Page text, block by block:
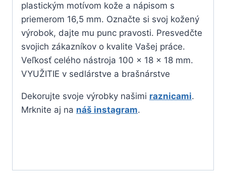
plastickým motívom kože a nápisom s
priemerom 16,5 mm. Označte si svoj kožený
výrobok, dajte mu punc pravosti. Presvedčte
svojich zákazníkov o kvalite Vašej práce.
Veľkosť celého nástroja 100 x 18 x 18 mm.
VYUŽITIE v sedlárstve a brašnárstve
Dekorujte svoje výrobky našimi raznicami.
Mrknite aj na náš instagram.